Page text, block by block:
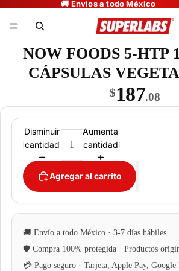
NOW FOODS 5-HTP
CÁPSULAS
$187.08
Disminuir
cantidad
Aumentar
cantidad
Agregar al carrito